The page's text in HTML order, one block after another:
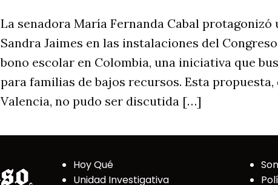
La senadora María Fernanda Cabal
Sandra Jaimes en las instalaciones del
bono escolar en Colombia, una iniciativa que
para familias de bajos recursos. Esta
Valencia, no pudo ser discutida […]
Hoy Qué
Unidad Investigativa